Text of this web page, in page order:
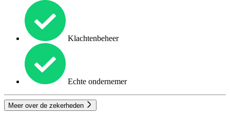
Klachtenbeheer
Echte ondernemer
Meer over de zekerheden